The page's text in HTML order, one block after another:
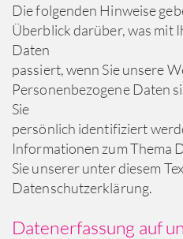
Die folgenden Hinweise
Überblick darüber, was mit
Daten
passiert, wenn Sie unsere
Personenbezogene Daten
Sie
persönlich identifiziert
Informationen zum Thema
Sie unserer unter diesem
Datenschutzerklärung.
Datenerfassung auf